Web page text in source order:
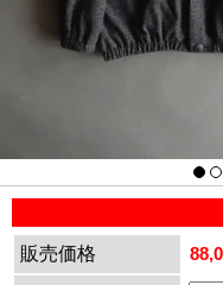
販売価格